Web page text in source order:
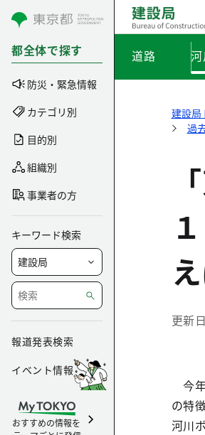
コンテンツにスキップ
都全体で探す
防災・緊急情報
カテゴリ別
目的別
組織別
事業者の方
キーワード検索
報道発表検索
イベント情報
おすすめの情報を
道路
建設局
過
更新日
今
の特
河川